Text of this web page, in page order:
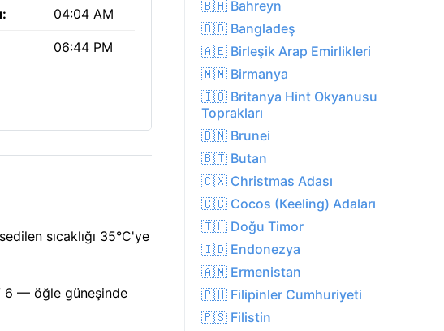
04:04 AM
06:44 PM
sıcaklığı 35°C'ye
6 — öğle güneşinde
🇧🇭 Bahreyn
🇧🇩 Bangladeş
🇦🇪 Birleşik Arap Emirlikleri
🇲🇲 Birmanya
🇮🇴 Britanya Hint Okyanusu
Toprakları
🇧🇳 Brunei
🇧🇹 Butan
🇨🇽 Christmas Adası
🇨🇨 Cocos (Keeling) Adaları
🇹🇱 Doğu Timor
🇮🇩 Endonezya
🇦🇲 Ermenistan
🇵🇭 Filipinler Cumhuriyeti
🇵🇸 Filistin